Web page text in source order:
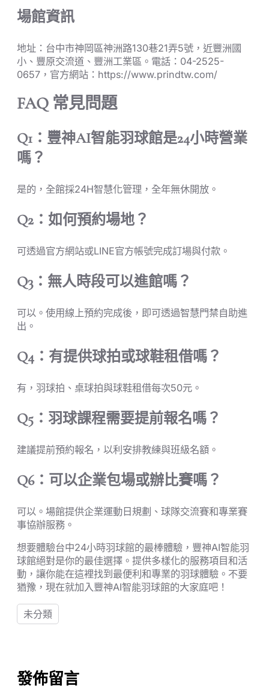
場館資訊
地址：台中市神岡區神洲路130巷21弄5號，近豐洲國
小、豐原交流道、豐洲工業區。電話：04-2525-
0657，官方網站：https://www.prindtw.com/
FAQ 常見問題
Q1：豐神AI智能羽球館是24小時營業
嗎？
是的，全館採24H智慧化管理，全年無休開放。
Q2：如何預約場地？
可透過官方網站或LINE官方帳號完成訂場與付款。
Q3：無人時段可以進館嗎？
可以。使用線上預約完成後，即可透過智慧門禁自助進
出。
Q4：有提供球拍或球鞋租借嗎？
有，羽球拍、桌球拍與球鞋租借每次50元。
Q5：羽球課程需要提前報名嗎？
建議提前預約報名，以利安排教練與班級名額。
Q6：可以企業包場或辦比賽嗎？
可以。場館提供企業運動日規劃、球隊交流賽和專業賽
事協辦服務。
想要體驗台中24小時羽球館的最棒體驗，豐神AI智能羽
球館絕對是你的最佳選擇。提供多樣化的服務項目和活
動，讓你能在這裡找到最便利和專業的羽球體驗。不要
猶豫，現在就加入豐神AI智能羽球館的大家庭吧！
未分類
發佈留言